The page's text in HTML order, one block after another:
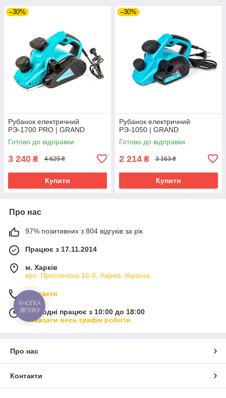
–30%
Рубанок електричний
РЭ-1700 PRO | GRAND
Готово до відправки
3 240 ₴ 4 629 ₴
Купити
–30%
Рубанок електричний
РЭ-1050 | GRAND
Готово до відправки
2 214 ₴ 3 163 ₴
Купити
Про нас
97% позитивних з 804 відгуків за рік
Працює з 17.11.2014
м. Харків
вул. Проспектна 16-б, Харків, Україна
Контакти
Сьогодні працює з 10:00 до 18:00
Показати весь графік роботи
Про нас
Контакти
КНОПКА
ЗВ'ЯЗКУ